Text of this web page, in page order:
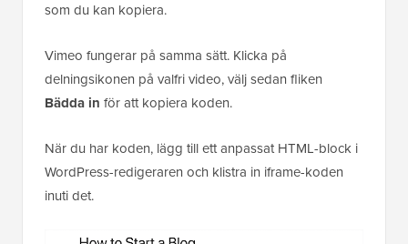
som du kan kopiera.
Vimeo fungerar på samma sätt. Klicka på
delningsikonen på valfri video, välj sedan fliken
Bädda in för att kopiera koden.
När du har koden, lägg till ett anpassat HTML-block i
WordPress-redigeraren och klistra in iframe-koden
inuti det.